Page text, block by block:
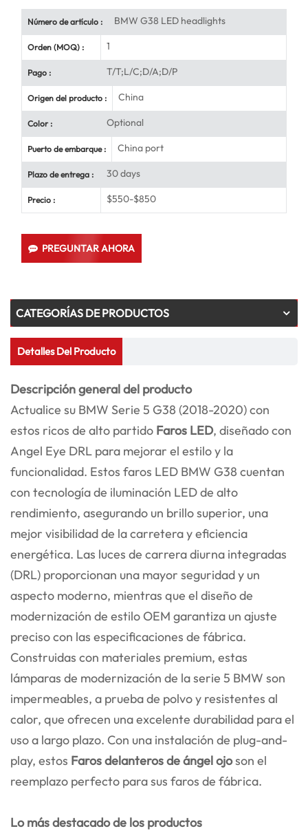
Número de artículo : BMW G38 LED headlights
Orden (MOQ) : 1
Pago : T/T;L/C;D/A;D/P
Origen del producto : China
Color : Optional
Puerto de embarque : China port
Plazo de entrega : 30 days
Precio : $550-$850
PREGUNTAR AHORA
CATEGORÍAS DE PRODUCTOS
Detalles Del Producto
Descripción general del producto
Actualice su BMW Serie 5 G38 (2018-2020) con
estos ricos de alto partido Faros LED, diseñado con
Angel Eye DRL para mejorar el estilo y la
funcionalidad. Estos faros LED BMW G38 cuentan
con tecnología de iluminación LED de alto
rendimiento, asegurando un brillo superior, una
mejor visibilidad de la carretera y eficiencia
energética. Las luces de carrera diurna integradas
(DRL) proporcionan una mayor seguridad y un
aspecto moderno, mientras que el diseño de
modernización de estilo OEM garantiza un ajuste
preciso con las especificaciones de fábrica.
Construidas con materiales premium, estas
lámparas de modernización de la serie 5 BMW son
impermeables, a prueba de polvo y resistentes al
calor, que ofrecen una excelente durabilidad para el
uso a largo plazo. Con una instalación de plug-and-
play, estos Faros delanteros de ángel ojoson el
reemplazo perfecto para sus faros de fábrica.
Lo más destacado de los productos